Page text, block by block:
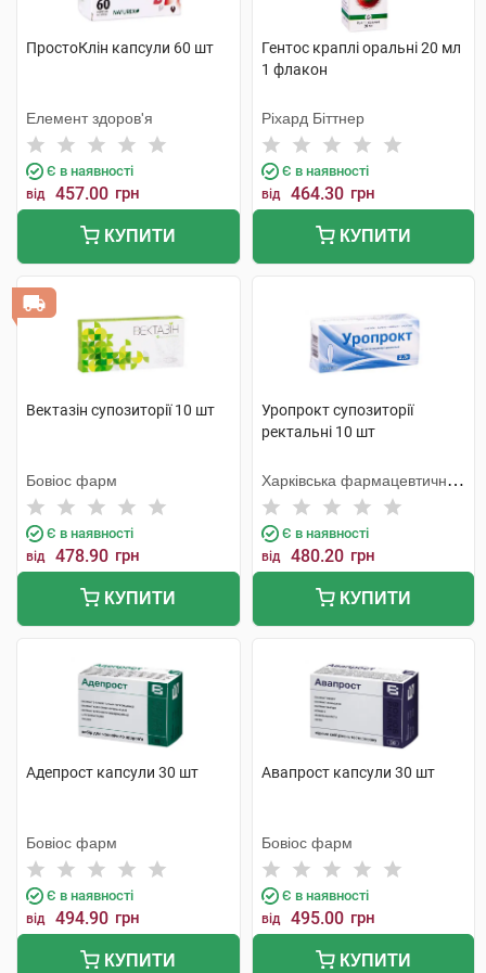
ПростоКлін капсули 60 шт
Елемент здоров'я
Є в наявності
від 457.00 грн
КУПИТИ
Гентос краплі оральні 20 мл
1 флакон
Ріхард Біттнер
Є в наявності
від 464.30 грн
КУПИТИ
Вектазін супозиторії 10 шт
Бовіос фарм
Є в наявності
від 478.90 грн
КУПИТИ
Уропрокт супозиторії
ректальні 10 шт
Харківська фармацевтична
фабрика
Є в наявності
від 480.20 грн
КУПИТИ
Адепрост капсули 30 шт
Бовіос фарм
Є в наявності
від 494.90 грн
КУПИТИ
Авапрост капсули 30 шт
Бовіос фарм
Є в наявності
від 495.00 грн
КУПИТИ